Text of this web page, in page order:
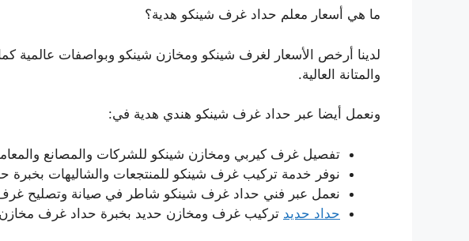
ما هي أسعار معلم حداد غرف شينكو هدية؟
لدينا أرخص الأسعار لغرف شينكو ومخازن شينكو وبواصفات عالمية
والمتانة العالية.
ونعمل أيضا عبر حداد غرف شينكو هندي هدية في:
تفصيل غرف كيربي ومخازن شينكو للشركات والمصانع
نوفر خدمة تركيب غرف شينكو للمنتجعات والشاليهات بخبرة
نعمل عبر فني حداد غرف شينكو شاطر في صيانة وتصليح
حداد حديد تركيب غرف ومخازن حديد بخبرة حداد غرف مخازن